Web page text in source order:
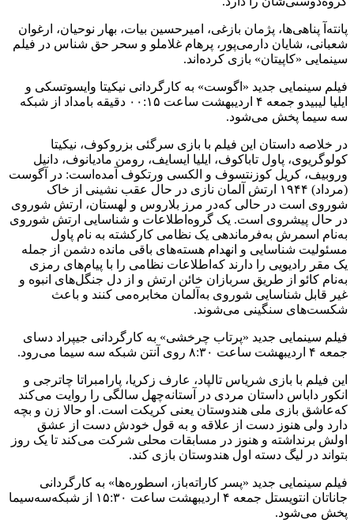
پانته‌آ پناهی‌ها، پژمان بازغی، امیرحسین بیات، بهار ‌نوحیان، ارغوان
شعبانی، شایان دارمی‌پور، پرهام غلاملو و سحر ‌حق ‌شناس در فیلم
سینمایی «کاپیتان» بازی کرده‌اند.
فیلم سینمایی جدید «اگوست» به‌ کارگردانی نیکیتا وایسوتسکی و
ایلیا لیبیدو جمعه‌ ۴ اردیبهشت ‌ساعت ۰۰:۱۵ دقیقه‌ بامداد از شبکه‌
سه‌ سیما پخش می‌شود.
در خلاصه‌ داستان این فیلم با بازی سرگئی بزروکوف، نیکیتا
کولوگریوی، پاول تاباکوف، ایلیا ایسایف، رومن مادیانوف، دانیل
وروبیف، کریل کوزنتسوف و الکسی ورتکوف آمده‌است: در آگوست
(مرداد) ۱۹۴۴ ارتش آلمان نازی در حال عقب نشینی از خاک
شوروی است در حالی که‌در مرز بلاروس و لهستان، ارتش شوروی
در حال پیشروی است. یک گروه‌اطلاعات و شناسایی ارتش شوروی
به‌نام اسمرش به‌فرماندهی یک نظامی کارکشته‌ به‌ نام پاول
مسئولیت شناسایی و انهدام هسته‌های باقی مانده‌ دشمن از جمله‌
یک مقر رادیویی را دارند که‌اطلاعات نظامی را با پیام‌های رمزی
به‌نام کائو از طریق سربازان خائن ارتش و از دل جنگل‌های انبوه‌ و
غیر قابل شناسایی شوروی به‌آلمان مخابره‌می کنند و باعث
شکست‌های سنگینی می‌شوند.
فیلم سینمایی جدید «پرتاب چرخشی» به‌ کارگردانی جیپراد دسای
جمعه‌ ۴ اردیبهشت ‌ساعت ۸:۳۰ روی آنتن شبکه‌ سه‌ سیما می‌رود.
این فیلم با بازی شریاس تالپاد، عارف زکریا، پارامبراتا چاترجی و
انکور داباس داستان مردی در آستانه‌چهل سالگی را روایت می‌کند
که‌عاشق بازی ملی هندوستان یعنی کریکت است. او حالا زن و بچه‌
دارد ولی هنوز دست از علاقه‌ و به‌ قول خودش دست از عشق
اولش برنداشته‌ و هنوز در مسابقات محلی شرکت می‌کند تا یک روز
بتواند در لیگ دسته‌ اول هندوستان بازی کند.
فیلم سینمایی جدید «پسر کاراته‌باز، اسطوره‌ها» به‌ کارگردانی
جاناتان انتویستل جمعه‌ ۴ اردیبهشت ‌ساعت ۱۵:۳۰ از شبکه‌سه‌سیما
پخش می‌شود.